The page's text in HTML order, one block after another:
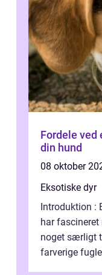
Fordele ved
din hund
08 oktober
Eksotiske dyr
Introduktion :
har fascineret
noget særligt
farverige